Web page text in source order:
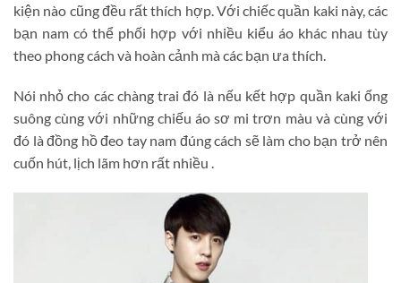
kiện nào cũng đều rất thích hợp. Với chiếc quần kaki này, các
bạn nam có thể phối hợp với nhiều kiểu áo khác nhau tùy
theo phong cách và hoàn cảnh mà các bạn ưa thích.
Nói nhỏ cho các chàng trai đó là nếu kết hợp quần kaki ống
suông cùng với những chiếu áo sơ mi trơn màu và cùng với
đó là đồng hồ đeo tay nam đúng cách sẽ làm cho bạn trở nên
cuốn hút, lịch lãm hơn rất nhiều .